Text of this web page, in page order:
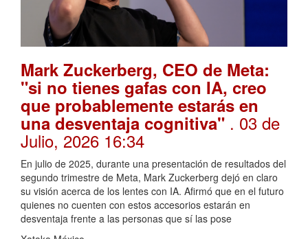
Mark Zuckerberg, CEO de Meta:
"si no tienes gafas con IA, creo
que probablemente estarás en
una desventaja cognitiva" . 03 de
Julio, 2026 16:34
En julio de 2025, durante una presentación de resultados del
segundo trimestre de Meta, Mark Zuckerberg dejó en claro
su visión acerca de los lentes con IA. Afirmó que en el futuro
quienes no cuenten con estos accesorios estarán en
desventaja frente a las personas que sí las pose